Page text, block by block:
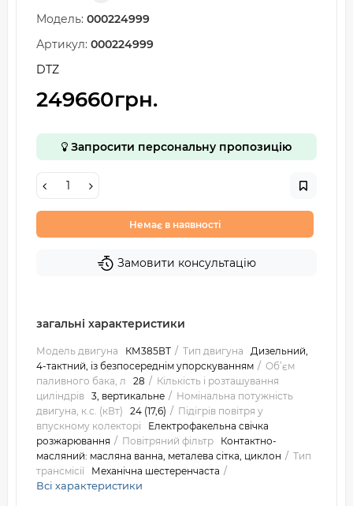
Модель: 000224999
Артикул: 000224999
DTZ
249660грн.
Запросити персональну пропозицію
Немає в наявності
Замовити консультацію
загальні характеристики
Модель двигуна КМ385ВТ Тип двигуна
Дизельний,
4-тактний, із безпосереднім упорскуванням
Об’єм
паливного бака, л
28
Кількість і розташування
циліндрів 3, вертикальне
Номінальна потужність
двигуна, к.с. (кВт)
24 (17,6)
Підігрів повітря у
впускному колекторі
Електрофакельна свічка
розжарювання
Повітряний фільтр
Контактно-
масляний: масляна ванна, металева сітка, циклон
Тип
трансмісії
Механічна шестеренчаста
Всі характеристики